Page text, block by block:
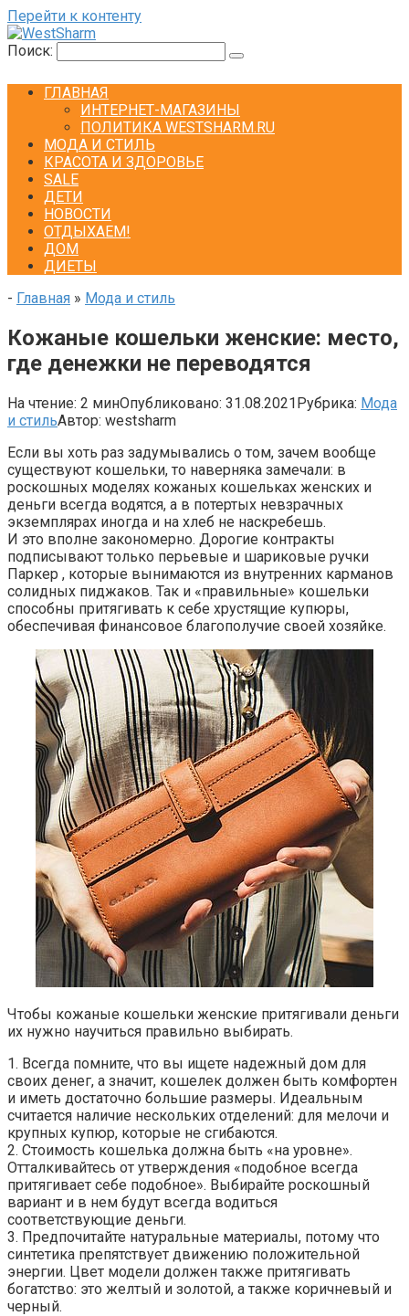
Перейти к контенту
Поиск:
ГЛАВНАЯ
ИНТЕРНЕТ-МАГАЗИНЫ
ПОЛИТИКА WESTSHARM.RU
МОДА И СТИЛЬ
КРАСОТА И ЗДОРОВЬЕ
SALE
ДЕТИ
НОВОСТИ
ОТДЫХАЕМ!
ДОМ
ДИЕТЫ
- Главная » Мода и стиль
Кожаные кошельки женские: место,
где денежки не переводятся
На чтение: 2 минОпубликовано: 31.08.2021Рубрика: Мода
и стильАвтор: westsharm
Если вы хоть раз задумывались о том, зачем вообще
существуют кошельки, то наверняка замечали: в
роскошных моделях кожаных кошельках женских и
деньги всегда водятся, а в потертых невзрачных
экземплярах иногда и на хлеб не наскребешь.
И это вполне закономерно. Дорогие контракты
подписывают только перьевые и шариковые ручки
Паркер , которые вынимаются из внутренних карманов
солидных пиджаков. Так и «правильные» кошельки
способны притягивать к себе хрустящие купюры,
обеспечивая финансовое благополучие своей хозяйке.
Чтобы кожаные кошельки женские притягивали деньги
их нужно научиться правильно выбирать.
1. Всегда помните, что вы ищете надежный дом для
своих денег, а значит, кошелек должен быть комфортен
и иметь достаточно большие размеры. Идеальным
считается наличие нескольких отделений: для мелочи и
крупных купюр, которые не сгибаются.
2. Стоимость кошелька должна быть «на уровне».
Отталкивайтесь от утверждения «подобное всегда
притягивает себе подобное». Выбирайте роскошный
вариант и в нем будут всегда водиться
соответствующие деньги.
3. Предпочитайте натуральные материалы, потому что
синтетика препятствует движению положительной
энергии. Цвет модели должен также притягивать
богатство: это желтый и золотой, а также коричневый и
черный.